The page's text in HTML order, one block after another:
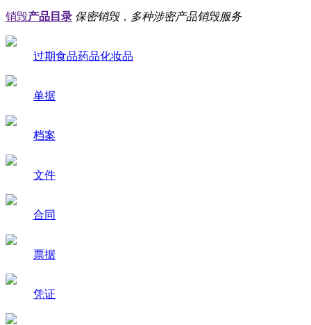
销毁产品目录 保密销毁，多种涉密产品销毁服务
过期食品药品化妆品
单据
档案
文件
合同
票据
凭证